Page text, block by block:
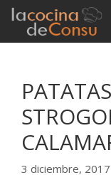
Saltar
contenido
Saltar
contenido
3 diciembre, 2017